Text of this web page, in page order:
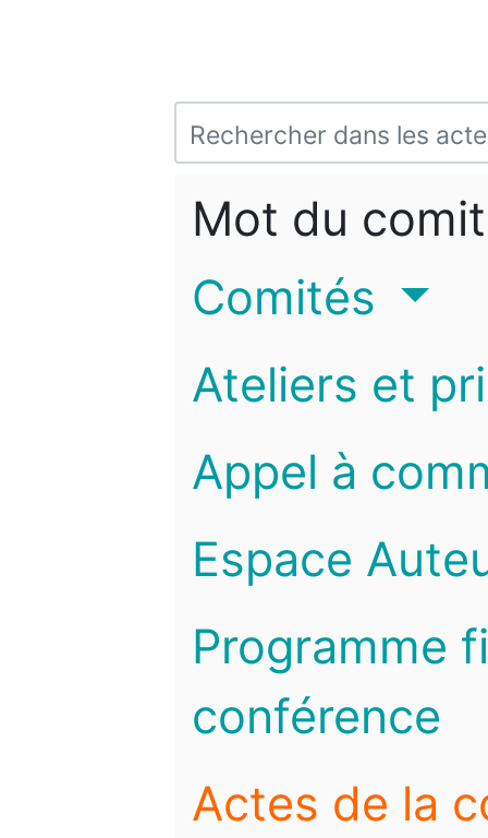
Mot du
Comités
Ateliers et
Appel à
Espace
Programme
conférence
Actes de la